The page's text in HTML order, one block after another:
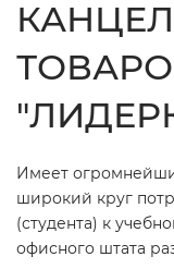
Имеет
широкий круг
(студента) к
офисного штата